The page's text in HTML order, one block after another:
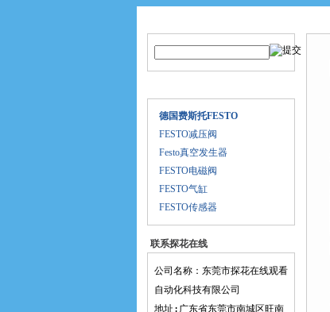
德国费斯托FESTO
FESTO减压阀
Festo真空发生器
FESTO电磁阀
FESTO气缸
FESTO传感器
联系探花在线
观看
公司名称：东莞市探花在线观看
自动化科技有限公司
地址:广东省东莞市南城区旺南